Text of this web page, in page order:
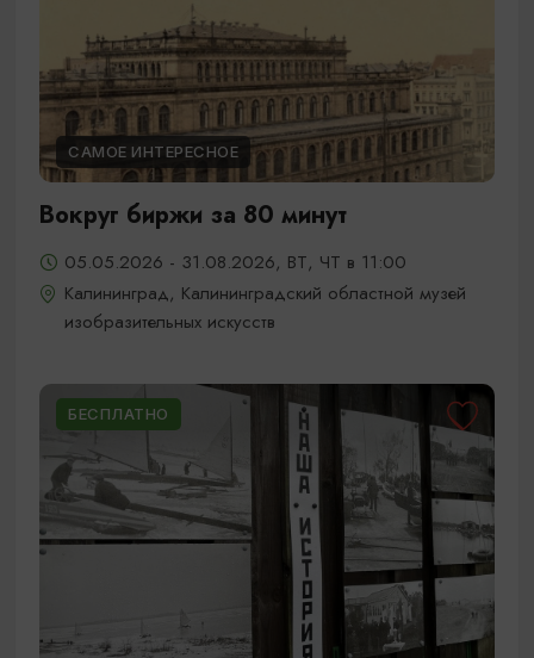
САМОЕ ИНТЕРЕСНОЕ
Вокруг биржи за 80 минут
05.05.2026 - 31.08.2026, ВТ, ЧТ в 11:00
Калининград, Калининградский областной музей
изобразительных искусств
БЕСПЛАТНО